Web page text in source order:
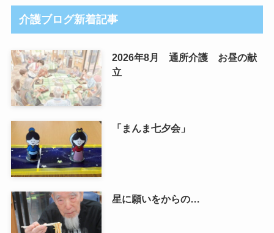
介護ブログ新着記事
2026年8月 通所介護 お昼の献
立
「まんま七夕会」
星に願いをからの…